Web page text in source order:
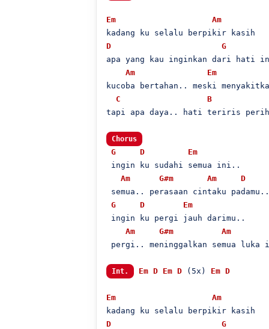
Em
Am
D
G
apa yang kau inginkan dari hati
Am
Em
kucoba bertahan.. meski
C
B
tapi apa daya.. hati teriris
Chorus
G D
Em
ingin ku sudahi semua ini..
Am
G#m Am
D
semua.. perasaan cintaku padamu..
G
D
Em
ingin ku pergi jauh darimu..
Am
G#m Am
pergi.. meninggalkan semua
Int. Em D Em D (5x) Em D
Em
Am
D
G